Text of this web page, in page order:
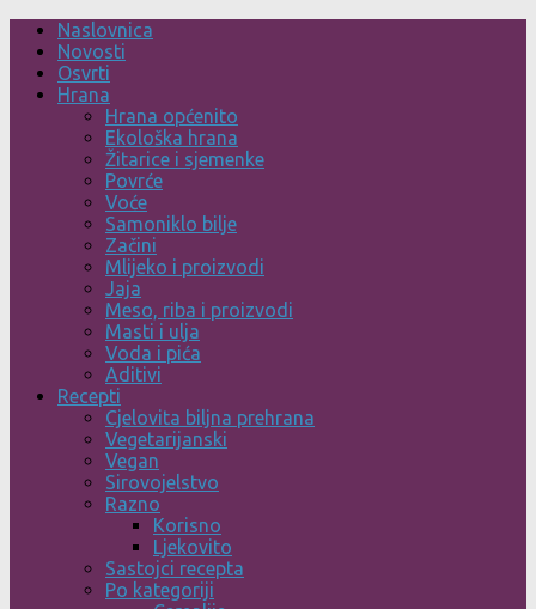
Skip
content
Naslovnica
Novosti
Osvrti
Hrana
Hrana općenito
Ekološka hrana
Žitarice i sjemenke
Povrće
Voće
Samoniklo bilje
Začini
Mlijeko i proizvodi
Jaja
Meso, riba i proizvodi
Masti i ulja
Voda i pića
Aditivi
Recepti
Cjelovita biljna prehrana
Vegetarijanski
Vegan
Sirovojelstvo
Razno
Korisno
Ljekovito
Sastojci recepta
Po kategoriji